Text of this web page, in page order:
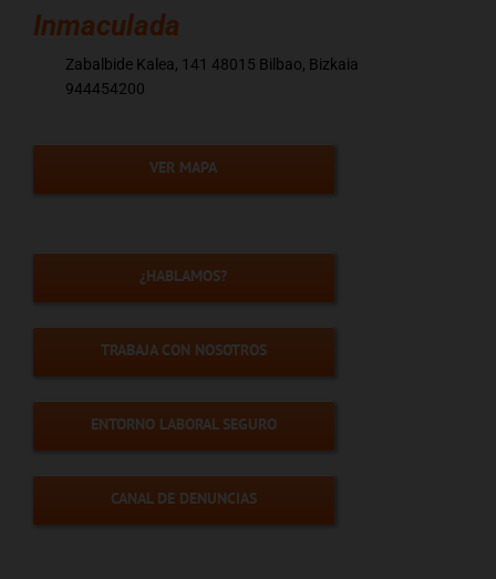
Inmaculada
Zabalbide Kalea, 141 48015 Bilbao, Bizkaia
944454200
VER MAPA
¿HABLAMOS?
TRABAJA CON NOSOTROS
ENTORNO LABORAL SEGURO
CANAL DE DENUNCIAS